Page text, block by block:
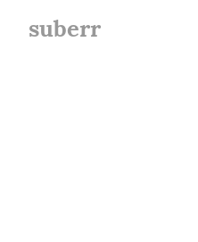
suberr